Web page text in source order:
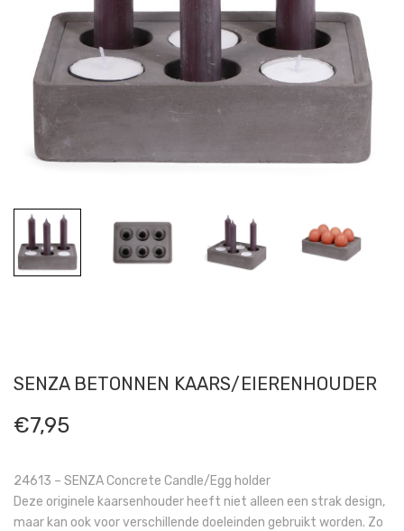
SENZA BETONNEN KAARS/EIERENHOUDER
€7,95
24613 – SENZA Concrete Candle/Egg holder
Deze originele kaarsenhouder heeft niet alleen een strak design,
maar kan ook voor verschillende doeleinden gebruikt worden. Zo